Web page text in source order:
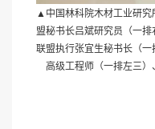
▲中国林科院木材工业研究
盟秘书长吕斌研究员（一
联盟执行张宜生秘书长（
高级工程师（一排左三）